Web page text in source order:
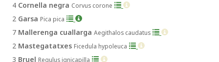
4 Cornella negra Corvus corone
2 Garsa Pica pica
7 Mallerenga cuallarga Aegithalos caudatus
2 Mastegatatxes Ficedula hypoleuca
3 Bruel Regulus ignicapilla